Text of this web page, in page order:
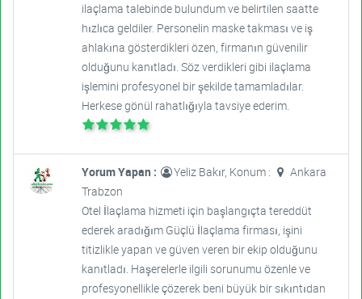
ilaçlama talebinde bulundum ve belirtilen saatte
hızlıca geldiler. Personelin maske takması ve iş
ahlakına gösterdikleri özen, firmanın güvenilir
olduğunu kanıtladı. Söz verdikleri gibi ilaçlama
işlemini profesyonel bir şekilde tamamladılar.
Herkese gönül rahatlığıyla tavsiye ederim.
Yorum Yapan : Yeliz Bakır, Konum :
Ankara
Trabzon
Otel İlaçlama hizmeti için başlangıçta tereddüt
ederek aradığım Güçlü İlaçlama firması, işini
titizlikle yapan ve güven veren bir ekip olduğunu
kanıtladı. Haşerelerle ilgili sorunumu özenle ve
profesyonellikle çözerek beni büyük bir sıkıntıdan